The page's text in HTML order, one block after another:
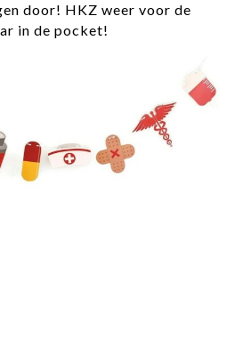
door! HKZ weer voor de
in de pocket!